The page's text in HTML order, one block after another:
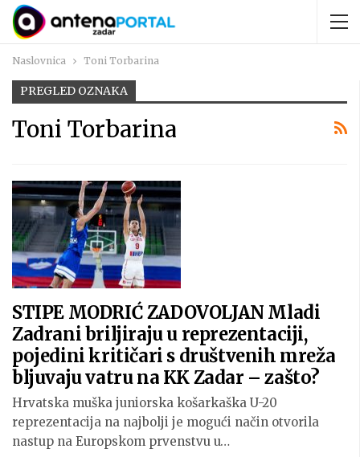
Naslovnica Toni Torbarina
PREGLED OZNAKA
Toni Torbarina
STIPE MODRIĆ ZADOVOLJAN Mladi
Zadrani briljiraju u reprezentaciji,
pojedini kritičari s društvenih mreža
bljuvaju vatru na KK Zadar – zašto?
Hrvatska muška juniorska košarkaška U-20
reprezentacija na najbolji je mogući način otvorila
nastup na Europskom prvenstvu u…